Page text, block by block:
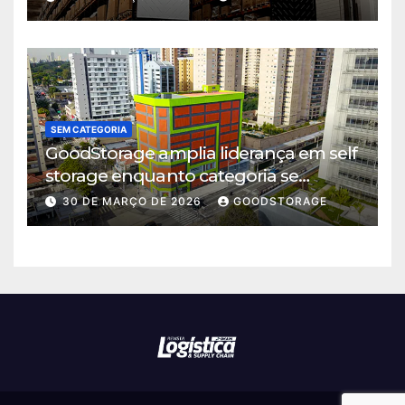
SEM CATEGORIA
GoodStorage amplia liderança em self
storage enquanto categoria se
consolida em São Paulo
30 DE MARÇO DE 2026 GOODSTORAGE